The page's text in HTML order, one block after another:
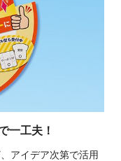
一工夫！
アイデア次第で活用